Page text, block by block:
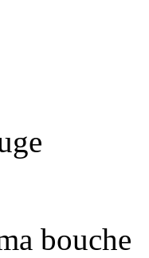
bouche